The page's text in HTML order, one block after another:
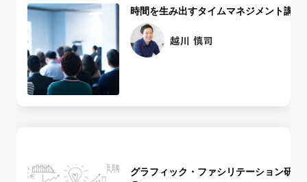
時間を生み出すタイムマネジメント講座
越川 慎司
グラフィック・ファシリテーション研修